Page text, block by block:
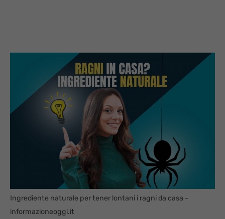
Ingrediente naturale per tener lontani i ragni da casa -
informazioneoggi.it